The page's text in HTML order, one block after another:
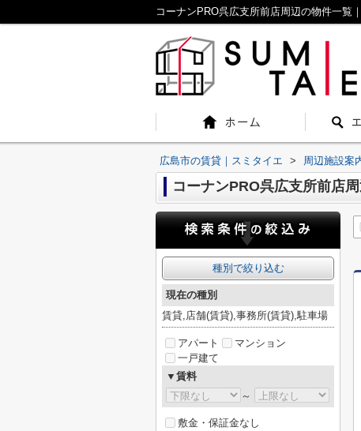
コーナンPRO呉広支所前店周辺の物件一覧
広島市の賃貸｜スミタイエ > 周辺施設案
コーナンPRO呉広支所前店
種別で絞り込む
現在の種別
賃貸,店舗(賃貸),事務所(賃貸),駐車場
アパート
マンション
一戸建て
▼賃料
～
敷金・保証金なし